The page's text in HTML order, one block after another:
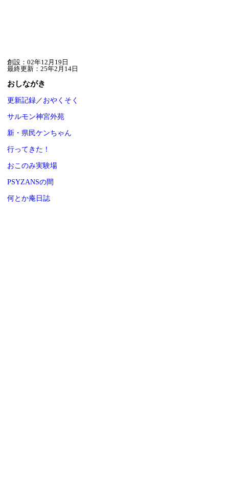
創設：02年12月19日
最終更新：25年2月14日
おしながき
更新記録 ／ おやくそく
サルモン神宮外苑
新・県民ケンちゃん
行ってきた！
おこのみ実験場
PSYZANSの間
何とか庵日誌